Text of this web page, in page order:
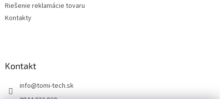
Riešenie reklamácie tovaru
Kontakty
Kontakt
info@tomi-tech.sk